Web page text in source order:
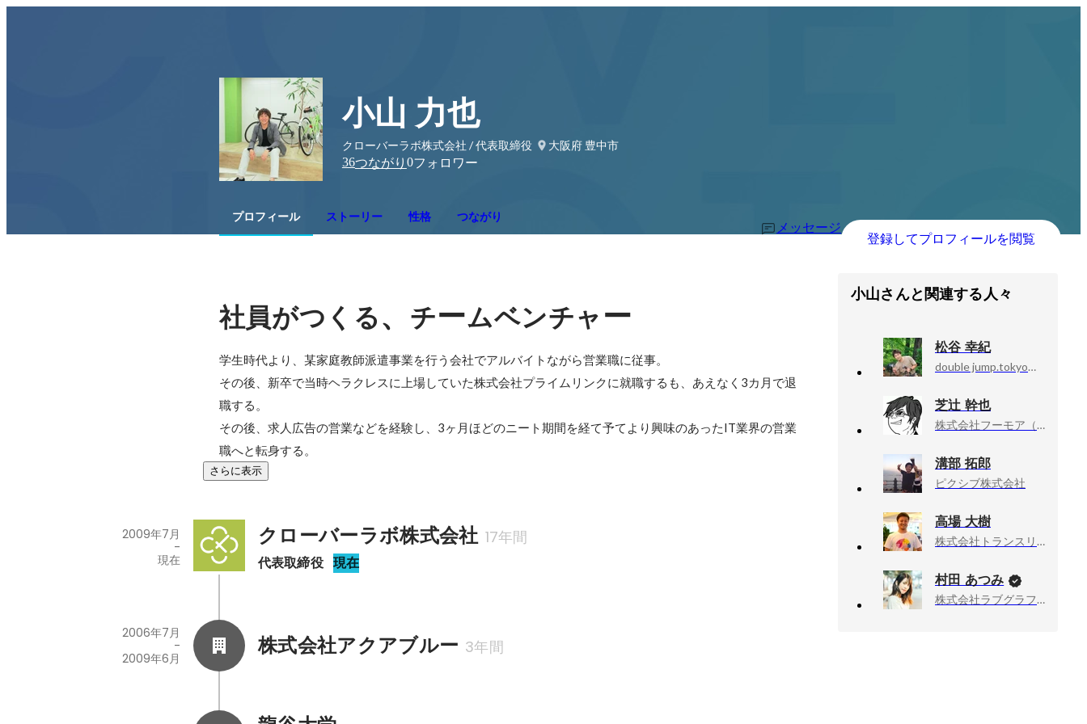
小山 力也
クローバーラボ株式会社 / 代表取締役
大阪府 豊中市
36つながり 0フォロワー
プロフィール ストーリー 性格 つながり
メッセージ
登録してプロフィールを閲覧
社員がつくる、 チームベンチャー
学生時代より、某家庭教師派遣事業を行う会社でアルバイトながら営業職に従事。
その後、新卒で当時ヘラクレスに上場していた株式会社プライムリンクに就職するも、あえなく3カ月で退
職する。
その後、求人広告の営業などを経験し、3ヶ月ほどのニート期間を経て予てより興味のあったIT業界の営業
職へと転身する。
さらに表示
クローバーラボ株式会社 17年間
代表取締役 現在
2009年7月
-
現在
株式会社アクアブルー 3年間
2006年7月
-
2009年6月
小山さんと関連する人々
松谷 幸紀
double jump.tokyo株式会社, 取締役COO プロデューサー部
芝辻 幹也
株式会社フーモア（Whomor）, 代表取締役社長
溝部 拓郎
ピクシブ株式会社
高場 大樹
株式会社トランスリミット, 代表取締役社長
村田 あつみ
株式会社ラブグラフ, Co-founder & CCO